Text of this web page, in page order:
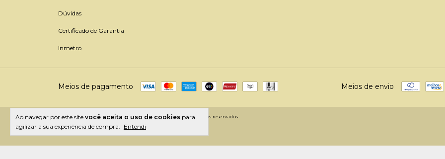
Ao navegar por este site você aceita o uso de cookies para
agilizar a sua experiência de compra. Entendi
Dúvidas
Certificado de Garantia
Inmetro
Meios de pagamento Meios de envio
Copyright Cosleeper - 04450075000125 - 2026. Todos os direitos reservados.